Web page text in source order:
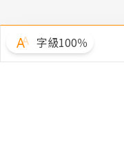
字級100％